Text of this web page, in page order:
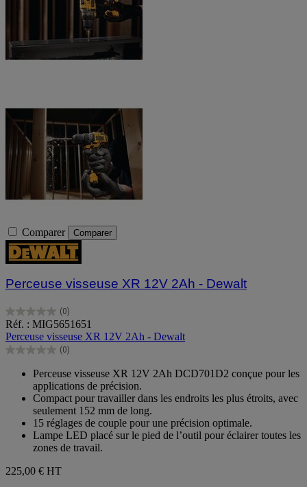
Comparer Comparer
Perceuse visseuse XR 12V 2Ah - Dewalt
(0)
0.0
sur
5
étoiles.
Réf. : MIG5651651
Perceuse visseuse XR 12V 2Ah - Dewalt
(0)
0.0
étoiles.
Perceuse visseuse XR 12V 2Ah DCD701D2 conçue pour les
applications de précision.
Compact pour travailler dans les endroits les plus étroits, avec
seulement 152 mm de long.
15 réglages de couple pour une précision optimale.
Lampe LED placé sur le pied de l’outil pour éclairer toutes les
zones de travail.
225,00 € HT